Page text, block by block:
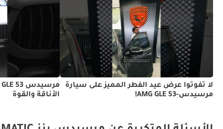
لا تفوتوا عرض عيد الفطر المميز على سيارة
مرسيدس-AMG GLE 53!
الأناقة والقوة